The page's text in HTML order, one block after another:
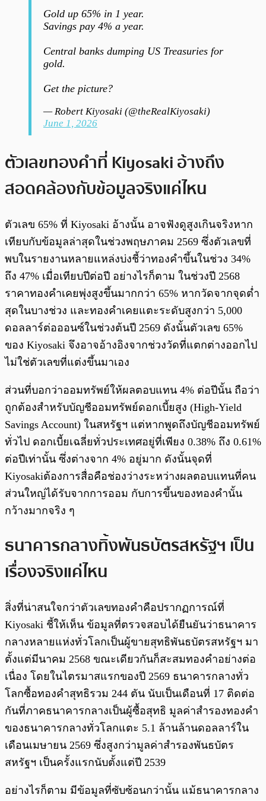
Gold up 65% in 1 year.
Savings pay 4% a year.
Central banks dumping US Treasuries for
gold.
Get the picture?
— Robert Kiyosaki (@theRealKiyosaki)
June 1, 2026
ตัวเลขทองคำที่ Kiyosaki อ้างถึง
สอดคล้องกับข้อมูลจริงแค่ไหน
ตัวเลข 65% ที่ Kiyosaki อ้างนั้น อาจฟังดูสูงเกินจริงหาก
เทียบกับข้อมูลล่าสุดในช่วงพฤษภาคม 2569 ซึ่งตัวเลขที่
พบในรายงานหลายแหล่งบ่งชี้ว่าทองคำขึ้นในช่วง 34%
ถึง 47% เมื่อเทียบปีต่อปี อย่างไรก็ตาม ในช่วงปี 2568
ราคาทองคำเคยพุ่งสูงขึ้นมากกว่า 65% หากวัดจากจุดต่ำ
สุดในบางช่วง และทองคำเคยแตะระดับสูงกว่า 5,000
ดอลลาร์ต่อออนซ์ในช่วงต้นปี 2569 ดังนั้นตัวเลข 65%
ของ Kiyosaki จึงอาจอ้างอิงจากช่วงวัดที่แตกต่างออกไป
ไม่ใช่ตัวเลขที่แต่งขึ้นมาเอง
ส่วนที่บอกว่าออมทรัพย์ให้ผลตอบแทน 4% ต่อปีนั้น ถือว่า
ถูกต้องสำหรับบัญชีออมทรัพย์ดอกเบี้ยสูง (High-Yield
Savings Account) ในสหรัฐฯ แต่หากพูดถึงบัญชีออมทรัพย์
ทั่วไป ดอกเบี้ยเฉลี่ยทั่วประเทศอยู่ที่เพียง 0.38% ถึง 0.61%
ต่อปีเท่านั้น ซึ่งต่างจาก 4% อยู่มาก ดังนั้นจุดที่
Kiyosakiต้องการสื่อคือช่องว่างระหว่างผลตอบแทนที่คน
ส่วนใหญ่ได้รับจากการออม กับการขึ้นของทองคำนั้น
กว้างมากจริง ๆ
ธนาคารกลางทิ้งพันธบัตรสหรัฐฯ เป็น
เรื่องจริงแค่ไหน
สิ่งที่น่าสนใจกว่าตัวเลขทองคำคือปรากฏการณ์ที่
Kiyosaki ชี้ให้เห็น ข้อมูลที่ตรวจสอบได้ยืนยันว่าธนาคาร
กลางหลายแห่งทั่วโลกเป็นผู้ขายสุทธิพันธบัตรสหรัฐฯ มา
ตั้งแต่มีนาคม 2568 ขณะเดียวกันก็สะสมทองคำอย่างต่อ
เนื่อง โดยในไตรมาสแรกของปี 2569 ธนาคารกลางทั่ว
โลกซื้อทองคำสุทธิรวม 244 ตัน นับเป็นเดือนที่ 17 ติดต่อ
กันที่ภาคธนาคารกลางเป็นผู้ซื้อสุทธิ มูลค่าสำรองทองคำ
ของธนาคารกลางทั่วโลกแตะ 5.1 ล้านล้านดอลลาร์ใน
เดือนเมษายน 2569 ซึ่งสูงกว่ามูลค่าสำรองพันธบัตร
สหรัฐฯ เป็นครั้งแรกนับตั้งแต่ปี 2539
อย่างไรก็ตาม มีข้อมูลที่ซับซ้อนกว่านั้น แม้ธนาคารกลาง